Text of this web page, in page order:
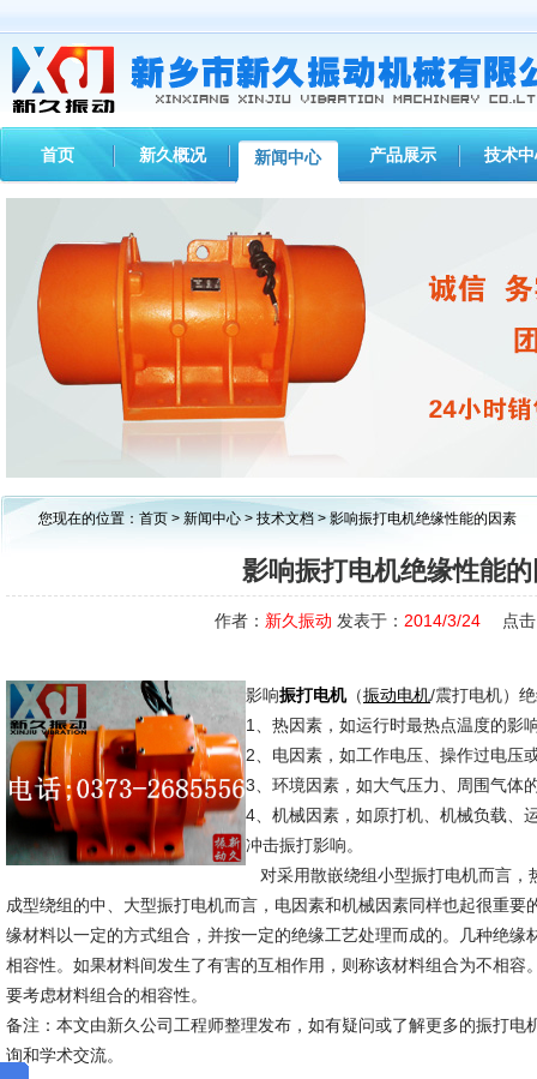
首页 新久概况 新闻中心 产品展示 技术
您现在的位置： 首页 > 新闻中心 > 技术文档 > 影响振打电机绝缘性能的因素
影响振打电机绝缘性能
作者： 新久振动 发表于： 2014/3/24 点击
影响振打电机（振动电机/震打电机）
1、热因素，如运行时最热点温度的影
2、电因素，如工作电压、操作过电压
3、环境因素，如大气压力、周围气体
4、机械因素，如原打机、机械负载、
冲击振打影响。
对采用散嵌绕组小型振打电机而言，
成型绕组的中、大型振打电机而言，电因素和机械因素同样也起很重要
缘材料以一定的方式组合，并按一定的绝缘工艺处理而成的。几种绝缘
相容性。如果材料间发生了有害的互相作用，则称该材料组合为不相容
要考虑材料组合的相容性。
备注：本文由新久公司工程师整理发布，如有疑问或了解更多的振打电
询和学术交流。